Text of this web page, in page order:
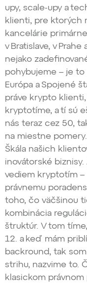
upy, scale-upy a
klienti, pre ktorých
kancelárie
v Bratislave, v
nejako
pohybujeme – je
Európa a Spojené
práve krypto
kryptotíme, a tí sú
nás teraz cez 50,
na miestne
Škála našich
inovátorské
vediem kryptotím –
právnemu
toho, čo väčšinou
kombinácia
štruktúr. V tom
12. a keď mám
backround, tak
strihu, nazvime to.
klasickom